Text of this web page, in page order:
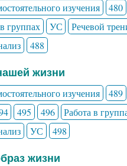
изучения 480
группах УС Речевой
488
жизни
изучения 489
495 496 Работа в
УС 498
жизни